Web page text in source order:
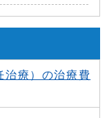
治療）の治療費